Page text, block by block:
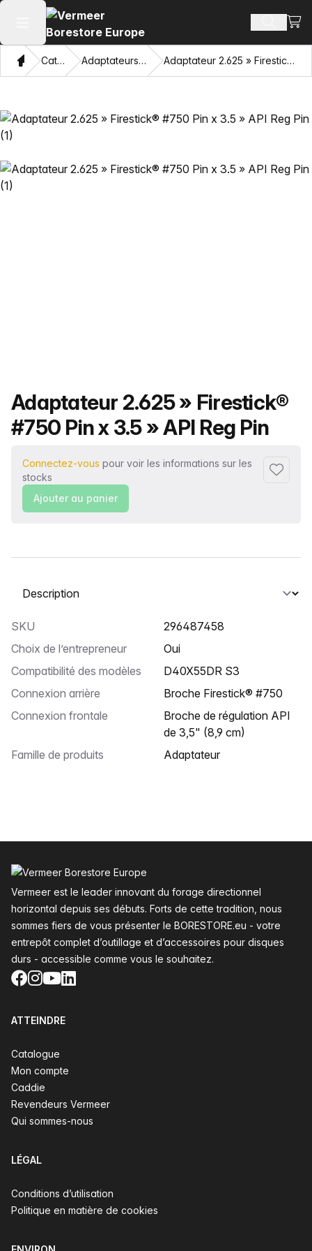
Ouvrir le menu principal
Voir
Domicile
Catalogue Adaptateurs et œillets tirants Adaptateur 2.625 » Firestick® #750 Pin x 3.5 » API Reg Pin
Nom du produit
Adaptateur 2.625 » Firestick®
#750 Pin x 3.5 » API Reg Pin
Connectez-vous pour voir les informations sur les
stocks
Ajouter
Ajouter au panier
Sélectionnez un onglet
SKU
296487458
Choix de l’entrepreneur
Oui
Compatibilité des modèles
D40X55DR S3
Connexion arrière
Broche Firestick® #750
Connexion frontale
Broche de régulation API
de 3,5" (8,9 cm)
Famille de produits
Adaptateur
Vermeer est le leader innovant du forage directionnel
horizontal depuis ses débuts. Forts de cette tradition, nous
sommes fiers de vous présenter le BORESTORE.eu - votre
entrepôt complet d’outillage et d’accessoires pour disques
durs - accessible comme vous le souhaitez.
Facebook
Instagram
YouTube
LinkedIn
ATTEINDRE
Catalogue
Mon compte
Caddie
Revendeurs Vermeer
Qui sommes-nous
LÉGAL
Conditions d’utilisation
Politique en matière de cookies